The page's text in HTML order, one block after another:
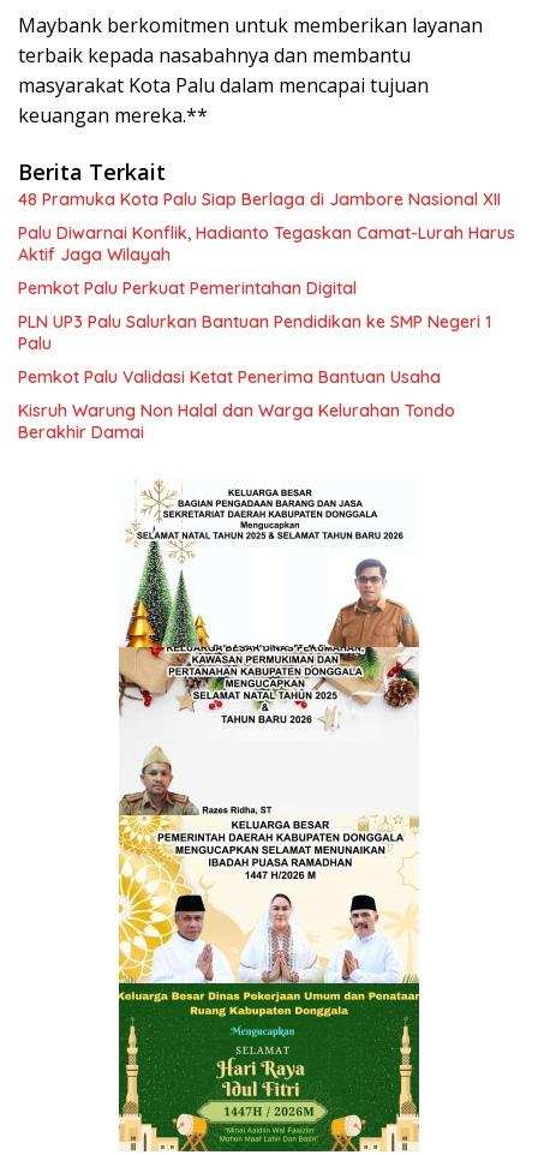
Maybank berkomitmen untuk memberikan layanan
terbaik kepada nasabahnya dan membantu
masyarakat Kota Palu dalam mencapai tujuan
keuangan mereka.**
Berita Terkait
48 Pramuka Kota Palu Siap Berlaga di Jambore Nasional XII
Palu Diwarnai Konflik, Hadianto Tegaskan Camat-Lurah Harus
Aktif Jaga Wilayah
Pemkot Palu Perkuat Pemerintahan Digital
PLN UP3 Palu Salurkan Bantuan Pendidikan ke SMP Negeri 1
Palu
Pemkot Palu Validasi Ketat Penerima Bantuan Usaha
Kisruh Warung Non Halal dan Warga Kelurahan Tondo
Berakhir Damai